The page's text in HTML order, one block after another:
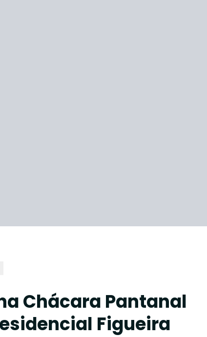
Chácara Pantanal
Figueira